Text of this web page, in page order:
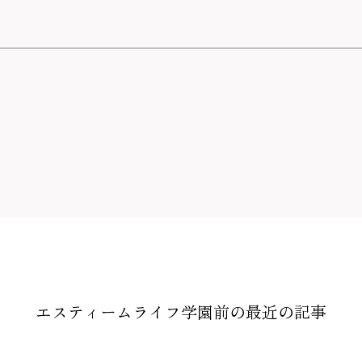
エスティームライフ学園前の最近の記事